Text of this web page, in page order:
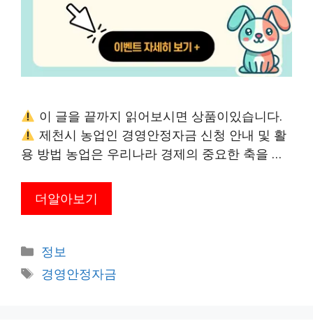
이 글을 끝까지 읽어보시면 상품이있습니다.
제천시 농업인 경영안정자금 신청 안내 및 활
용 방법 농업은 우리나라 경제의 중요한 축을 …
더알아보기
카
테
고
정보
태
경영안정자금